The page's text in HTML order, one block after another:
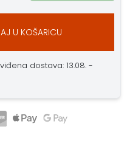
U KOŠARICU
dostava: 13.08. -